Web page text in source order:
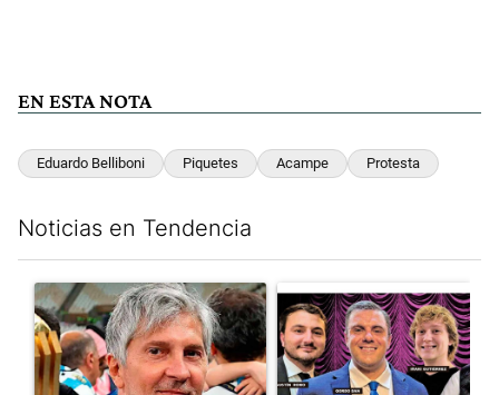
EN ESTA NOTA
Eduardo Belliboni Piquetes Acampe Protesta
Noticias en Tendencia
Un artículo de tendencia con el título "Murió Jorge Messi, el
Un artículo de tendencia con